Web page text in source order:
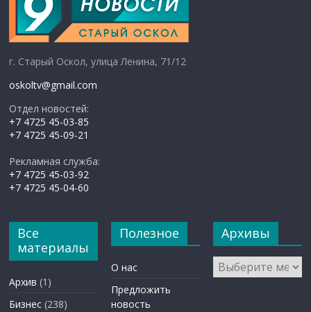
г. Старый Оскол, улица Ленина, 71/12
oskoltv@gmail.com
Отдел новостей:
+7 4725 45-03-85
+7 4725 45-09-21
Рекламная служба:
+7 4725 45-03-92
+7 4725 45-04-60
Все
материалы
Архив (1)
Бизнес (238)
Полезное
О нас
Предложить
новость
Архивы
Архивы